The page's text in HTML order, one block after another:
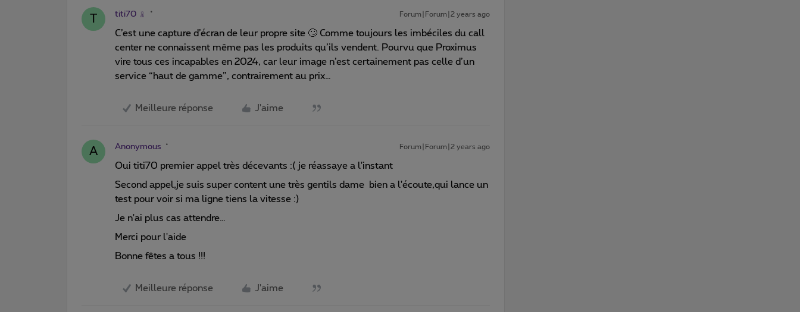
T titi70 Forum|Forum|2 years ago
C’est une capture d’écran de leur propre site 🙄 Comme toujours les imbéciles du call
center ne connaissent même pas les produits qu’ils vendent. Pourvu que Proximus
vire tous ces incapables en 2024, car leur image n’est certainement pas celle d’un
service “haut de gamme”, contrairement au prix…
Meilleure réponse J'aime
A Anonymous Forum|Forum|2 years ago
Oui titi70 premier appel très décevants :( je réassaye a l'instant
Second appel,je suis super content une très gentils dame bien a l'écoute,qui lance un
test pour voir si ma ligne tiens la vitesse :)
Je n'ai plus cas attendre…
Merci pour l'aide
Bonne fêtes a tous !!!
Meilleure réponse J'aime